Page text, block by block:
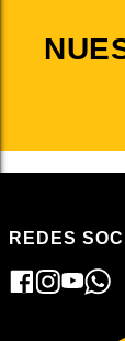
REDES